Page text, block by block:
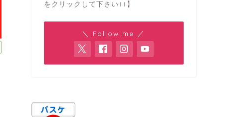
をクリックして下さい↑↑】
＼ Follow me ／